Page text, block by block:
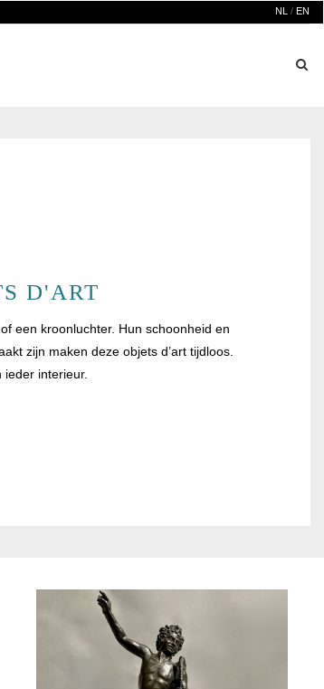
NL / EN
D'ART
een kroonluchter. Hun schoonheid en
zijn maken deze objets d’art tijdloos.
ieder interieur.